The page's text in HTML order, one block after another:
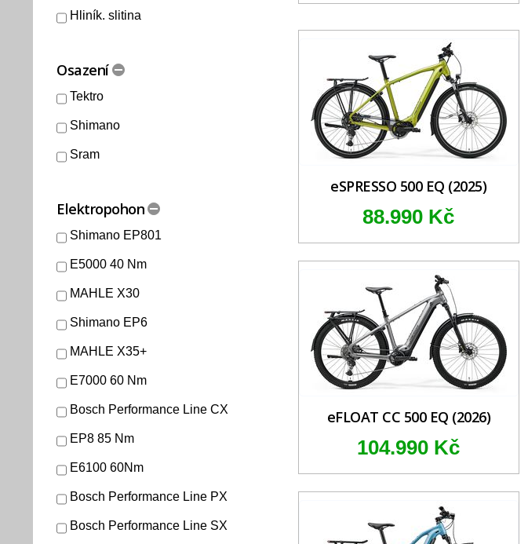
Hliník. slitina
Osazení
Tektro
Shimano
Sram
Elektropohon
Shimano EP801
E5000 40 Nm
MAHLE X30
Shimano EP6
MAHLE X35+
E7000 60 Nm
Bosch Performance Line CX
EP8 85 Nm
E6100 60Nm
Bosch Performance Line PX
Bosch Performance Line SX
eSPRESSO 500 EQ (2025)
88.990 Kč
eFLOAT CC 500 EQ (2026)
104.990 Kč